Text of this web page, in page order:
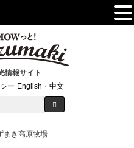
情報サイト
ー English・中文
まき高原牧場